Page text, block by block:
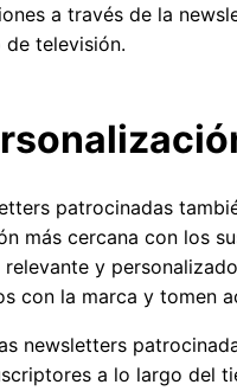
a través de la
de televisión.
patrocinadas
más cercana con los
y
con la marca y tomen
newsletters
a lo largo del